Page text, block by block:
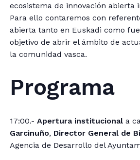
ecosistema de innovación abierta
Para ello contaremos con
abierta tanto en Euskadi como
objetivo de abrir el ámbito de
la comunidad vasca.
Programa
17:00.- Apertura institucional a
Garcinuño, Director General de
Agencia de Desarrollo del